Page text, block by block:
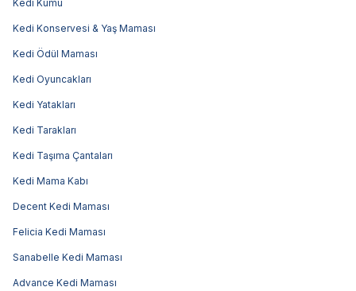
Kedi Kumu
Kedi Konservesi & Yaş Maması
Kedi Ödül Maması
Kedi Oyuncakları
Kedi Yatakları
Kedi Tarakları
Kedi Taşıma Çantaları
Kedi Mama Kabı
Decent Kedi Maması
Felicia Kedi Maması
Sanabelle Kedi Maması
Advance Kedi Maması